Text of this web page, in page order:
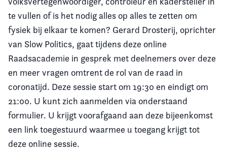
te vullen of is het nodig alles op alles te zetten om
fysiek bij elkaar te komen? Gerard Drosterij, oprichter
van Slow Politics, gaat tijdens deze online
Raadsacademie in gesprek met deelnemers over deze
en meer vragen omtrent de rol van de raad in
coronatijd. Deze sessie start om 19:30 en eindigt om
21:00. U kunt zich aanmelden via onderstaand
formulier. U krijgt voorafgaand aan deze bijeenkomst
een link toegestuurd waarmee u toegang krijgt tot
deze online sessie.